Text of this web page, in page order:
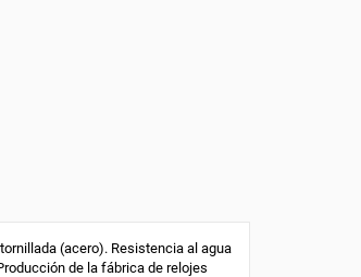
(acero). Resistencia al agua
de la fábrica de relojes